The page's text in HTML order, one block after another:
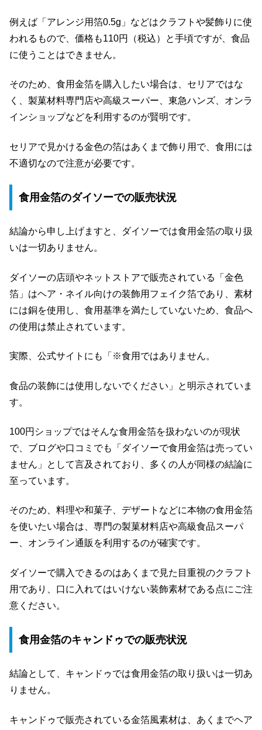
例えば「アレンジ用箔0.5g」などはクラフトや髪飾りに使
われるもので、価格も110円（税込）と手頃ですが、食品
に使うことはできません。
そのため、食用金箔を購入したい場合は、セリアではな
く、製菓材料専門店や高級スーパー、東急ハンズ、オンラ
インショップなどを利用するのが賢明です。
セリアで見かける金色の箔はあくまで飾り用で、食用には
不適切なので注意が必要です。
食用金箔のダイソーでの販売状況
結論から申し上げますと、ダイソーでは食用金箔の取り扱
いは一切ありません。
ダイソーの店頭やネットストアで販売されている「金色
箔」はヘア・ネイル向けの装飾用フェイク箔であり、素材
には銅を使用し、食用基準を満たしていないため、食品へ
の使用は禁止されています。
実際、公式サイトにも「※食用ではありません。
食品の装飾には使用しないでください」と明示されていま
す。
100円ショップではそんな食用金箔を扱わないのが現状
で、ブログや口コミでも「ダイソーで食用金箔は売ってい
ません」として言及されており、多くの人が同様の結論に
至っています。
そのため、料理や和菓子、デザートなどに本物の食用金箔
を使いたい場合は、専門の製菓材料店や高級食品スーパ
ー、オンライン通販を利用するのが確実です。
ダイソーで購入できるのはあくまで見た目重視のクラフト
用であり、口に入れてはいけない装飾素材である点にご注
意ください。
食用金箔のキャンドゥでの販売状況
結論として、キャンドゥでは食用金箔の取り扱いは一切あ
りません。
キャンドゥで販売されている金箔風素材は、あくまでヘア